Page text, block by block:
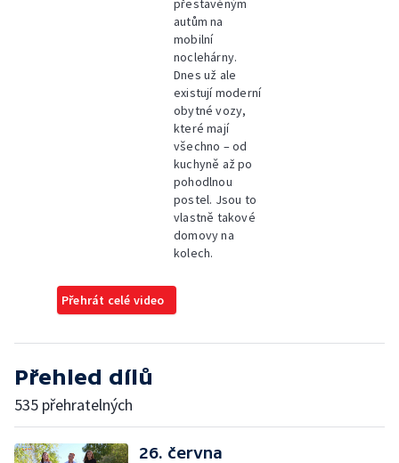
přestavěným
autům na
mobilní
noclehárny.
Dnes už ale
existují moderní
obytné vozy,
které mají
všechno – od
kuchyně až po
pohodlnou
postel. Jsou to
vlastně takové
domovy na
kolech.
Přehrát celé video
Přehled dílů
535 přehratelných
26. června